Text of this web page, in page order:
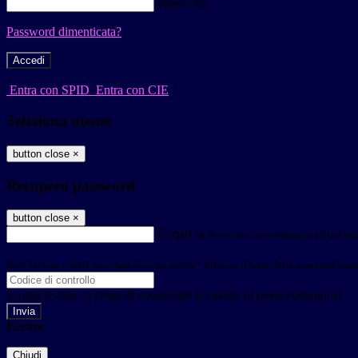
Password
Password dimenticata?
-
Entra con SPID Entra con CIE
Seleziona utente
button close ×
Recupero password
button close ×
E-mail Verrà inviato un messaggio
Non hai una e-mail associata al nome utente? Effettua il reset della password
E-mail inviata, si prega di controllare la casella di posta elettronica!
Errore
Chiudi